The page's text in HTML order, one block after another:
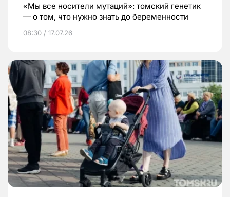
«Мы все носители мутаций»: томский генетик
— о том, что нужно знать до беременности
08:30 / 17.07.26